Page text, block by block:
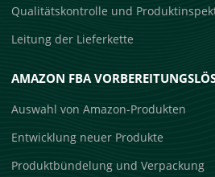
Qualitätskontrolle und
Leitung der Lieferkette
AMAZON FBA
Auswahl von Amazon-Produkten
Entwicklung neuer Produkte
Produktbündelung und Verpackung